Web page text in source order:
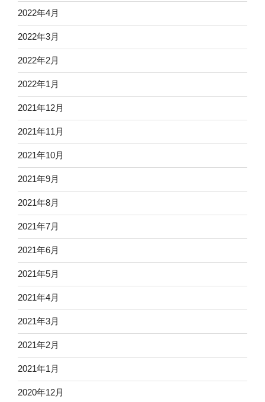
2022年4月
2022年3月
2022年2月
2022年1月
2021年12月
2021年11月
2021年10月
2021年9月
2021年8月
2021年7月
2021年6月
2021年5月
2021年4月
2021年3月
2021年2月
2021年1月
2020年12月